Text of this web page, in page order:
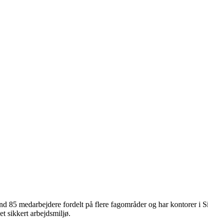
85 medarbejdere fordelt på flere fagområder og har kontorer i
sikkert arbejdsmiljø.